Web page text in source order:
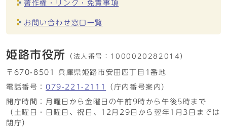
著作権・リンク・免責事項
お問い合わせ窓口一覧
姫路市役所 （法人番号： 1000020282014）
〒670-8501 兵庫県姫路市安田四丁目1番地
電話番号： 079-221-2111
（庁内番号案内）
開庁時間：月曜日から金曜日の午前9時から午後5時まで
（土曜日・日曜日、祝日、12月29日から翌年1月3日までは
閉庁）